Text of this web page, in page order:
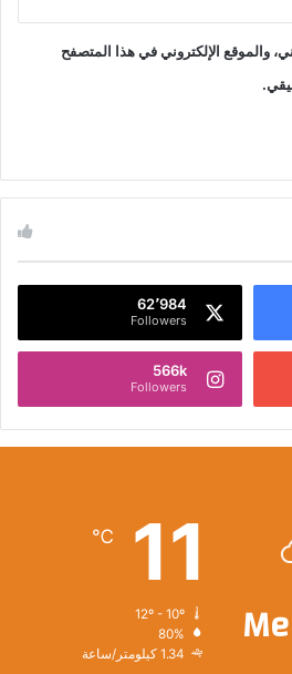
والموقع الإلكتروني في هذا المتصفح
62٬984
Followers
566k
Followers
11
℃
80%
1.34 كيلومتر/ساعة